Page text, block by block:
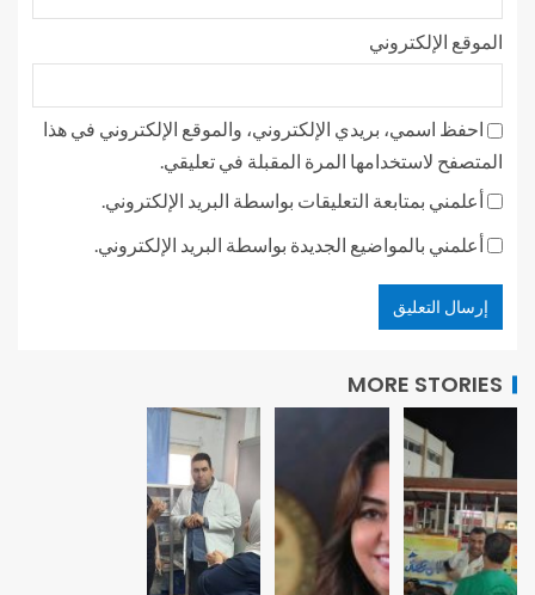
الموقع الإلكتروني
احفظ اسمي، بريدي الإلكتروني، والموقع الإلكتروني في هذا
المتصفح لاستخدامها المرة المقبلة في تعليقي.
أعلمني بمتابعة التعليقات بواسطة البريد الإلكتروني.
أعلمني بالمواضيع الجديدة بواسطة البريد الإلكتروني.
MORE STORIES